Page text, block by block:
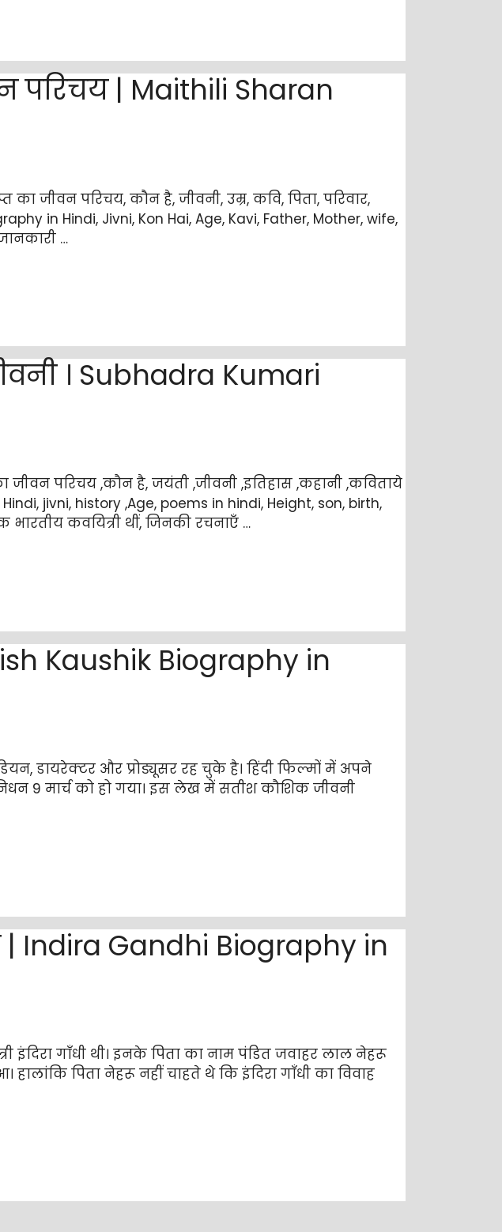
परिचय | Maithili Sharan
जीवन परिचय, कौन है, जीवनी, उम्र, कवि, पिता, परिवार,
in Hindi, Jivni, Kon Hai, Age, Kavi, Father, Mother, wife,
…
। Subhadra Kumari
जीवन परिचय ,कौन है, जयंती ,जीवनी ,इतिहास ,कहानी ,कविताये
jivni, history ,Age, poems in hindi, Height, son, birth,
कवयित्री थीं, जिनकी रचनाएँ …
Kaushik Biography in
डायरेक्टर और प्रोड्यूसर रह चुके है। हिंदी फिल्मों में अपने
9 मार्च को हो गया। इस लेख में सतीश कौशिक जीवनी
| Indira Gandhi Biography in
इंदिरा गाँधी थी। इनके पिता का नाम पंडित जवाहर लाल नेहरू
पिता नेहरू नहीं चाहते थे कि इंदिरा गाँधी का विवाह